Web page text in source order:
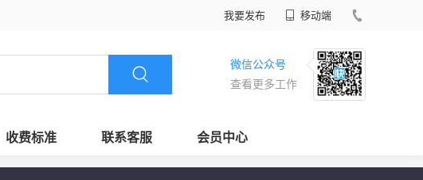
我要发布 移动端
微信公众号
查看更多工作
收费标准 联系客服 会员中心